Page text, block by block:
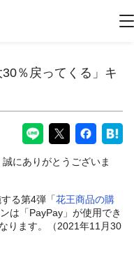
％戻ってくる」キ
にありがとうございま
る第4弾「花王商品の購
は「PayPay」が使用でき
ります。（2021年11月30